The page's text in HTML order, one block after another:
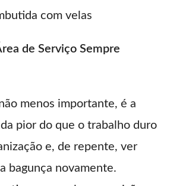
com velas
de Serviço Sempre
menos importante, é a
pior do que o trabalho duro
e, de repente, ver
bagunça novamente.